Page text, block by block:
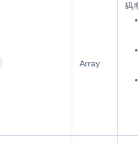
Array
码